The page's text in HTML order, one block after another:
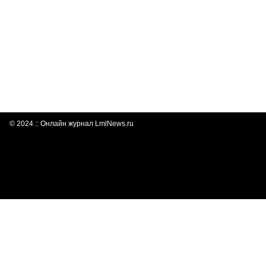
© 2024 :: Онлайн журнал LmlNews.ru